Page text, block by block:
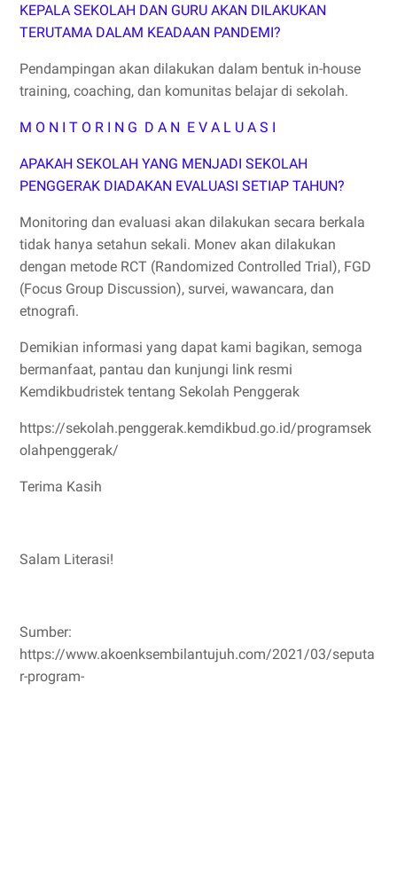
KEPALA SEKOLAH DAN GURU AKAN DILAKUKAN
TERUTAMA DALAM KEADAAN PANDEMI?
Pendampingan akan dilakukan dalam bentuk in-house
training, coaching, dan komunitas belajar di sekolah.
M O N I T O R I N G D A N E V A L U A S I
APAKAH SEKOLAH YANG MENJADI SEKOLAH
PENGGERAK DIADAKAN EVALUASI SETIAP TAHUN?
Monitoring dan evaluasi akan dilakukan secara berkala
tidak hanya setahun sekali. Monev akan dilakukan
dengan metode RCT (Randomized Controlled Trial), FGD
(Focus Group Discussion), survei, wawancara, dan
etnografi.
Demikian informasi yang dapat kami bagikan, semoga
bermanfaat, pantau dan kunjungi link resmi
Kemdikbudristek tentang Sekolah Penggerak
https://sekolah.penggerak.kemdikbud.go.id/programsek
olahpenggerak/
Terima Kasih
Salam Literasi!
Sumber:
https://www.akoenksembilantujuh.com/2021/03/seputa
r-program-